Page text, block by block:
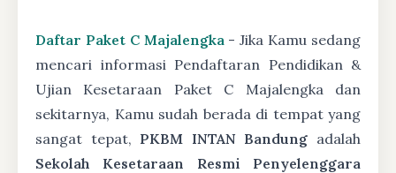
Daftar Paket C Majalengka- Jika Kamu sedang
mencari informasi Pendaftaran Pendidikan &
Ujian Kesetaraan Paket C Majalengka dan
sekitarnya, Kamu sudah berada di tempat yang
sangat tepat, PKBM INTAN Bandung adalah
Sekolah Kesetaraan Resmi Penyelenggara